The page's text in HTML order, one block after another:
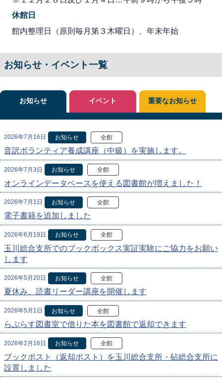
休館日
館内整理日（原則毎月第３木曜日）、年末年始
お知らせ・イベント一覧
お知らせ
2026年7月16日 お知らせ 全館
音訳ボランティア養成講座（中級）を実施します。
2026年7月3日 お知らせ 全館
オンラインデータベースを使える図書館が増えました！
2026年7月1日 お知らせ 全館
電子書籍を追加しました
2026年6月19日 お知らせ 全館
玉川総合支所でのブックボックス実証実験にご協力をお願い
します
2026年5月20日 お知らせ 全館
夏休み、読書リーダー講座を開催します
2026年5月1日 お知らせ 全館
らぷらす図書室で借りた本を図書館で返却できます
2026年2月16日 お知らせ 全館
ブックポスト（返却ポスト）を玉川総合支所・砧総合支所に
設置しました
イベント 重要なお知らせ